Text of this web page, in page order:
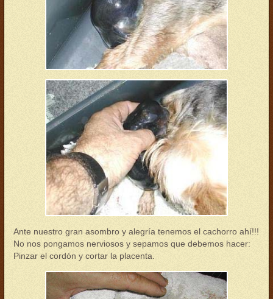
parto08.jpg
Ante nuestro gran asombro y alegría tenemos el cachorro ahí!!!
No nos pongamos nerviosos y sepamos que debemos hacer:
Pinzar el cordón y cortar la placenta.
parto09.jpg